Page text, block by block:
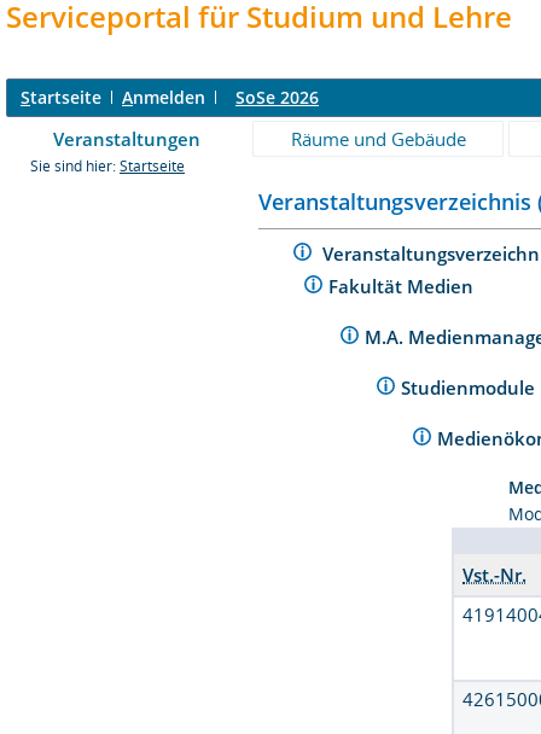
Serviceportal für Studium und Lehre
Startseite Anmelden SoSe 2026
Veranstaltungen Räume und Gebäude
Sie sind hier: Startseite
Veranstaltungsverzeichnis
Fakultät Medien
M.A.
Studienmodule
Vst.-Nr.